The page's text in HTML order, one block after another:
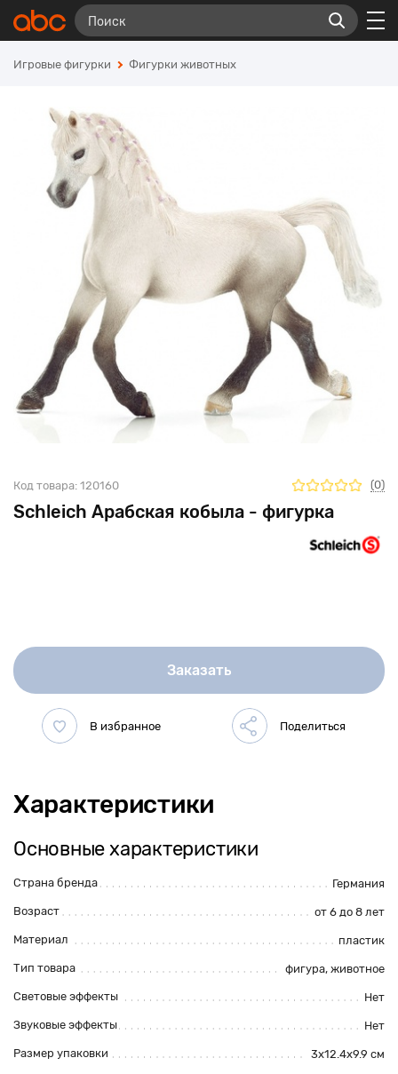
Игровые фигурки Фигурки животных
Schleich Арабская кобыла - фигурка
Код товара: 120160 (0)
Заказать
Характеристики
Основные характеристики
Страна бренда Германия
Возраст от 6 до 8 лет
Материал пластик
Тип товара фигура, животное
Световые эффекты Нет
Звуковые эффекты Нет
Размер упаковки 3x12.4x9.9 см